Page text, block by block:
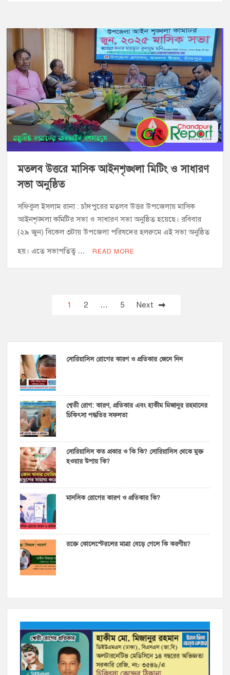
মতলব উত্তরে মাসিক আইনশৃঙ্খলা মিটিং ও সাধারণ
সভা অনুষ্ঠিত
সফিকুল ইসলাম রানা : চাঁদপুরের মতলব উত্তর উপজেলায় মাসিক
আইনশৃঙ্খলা কমিটির সভা ও সাধারণ সভা অনুষ্ঠিত হয়েছে। রবিবার
(২৯ জুন) বিকেল ৩টায় উপজেলা পরিষদের হলরুমে এই সভা অনুষ্ঠিত
হয়। এতে সভাপতিত্ব … READ MORE
1 2 … 5 Next
সোরিয়াসিস রোগের কারণ ও প্রতিকার জেনে নিন
শ্বেতী রোগ: কারণ, প্রতিকার এবং হাকীম মিজানুর রহমানের
চিকিৎসা পদ্ধতির সফলতা
সোরিয়াসিস কত প্রকার ও কি কি? সোরিয়াসিস থেকে মুক্ত
হওয়ার উপায় কি?
মানসিক রোগের কারণ ও প্রতিকার কি?
রক্তে কোলেস্টেরলের মাত্রা বেড়ে গেলে কি করণীয়?